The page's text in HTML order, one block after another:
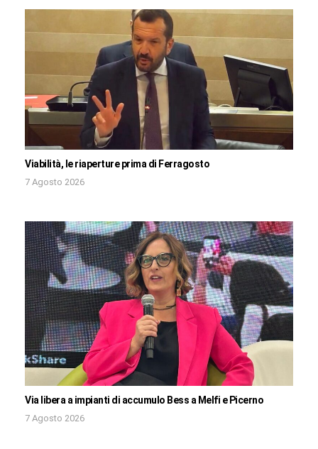
Viabilità, le riaperture prima di Ferragosto
7 Agosto 2026
Via libera a impianti di accumulo Bess a Melfi e Picerno
7 Agosto 2026